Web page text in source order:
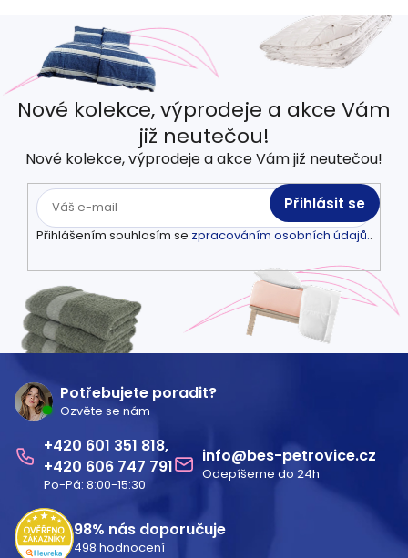
Nové kolekce, výprodeje a akce Vám
již neutečou!
Nové kolekce, výprodeje a akce Vám již neutečou!
Přihlášením souhlasím se zpracováním osobních údajů..
Přihlásit se
Potřebujete poradit?
Ozvěte se nám
601 351 818
606 747 791
Po-Pá: 8:00-15:30
info@bes-petrovice.cz
Odepíšeme do 24h
98% nás doporučuje
498 hodnocení